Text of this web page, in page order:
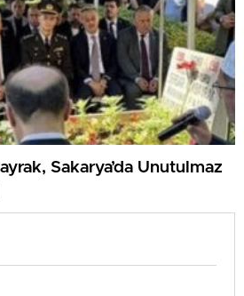
Sakarya’da Unutulmaz